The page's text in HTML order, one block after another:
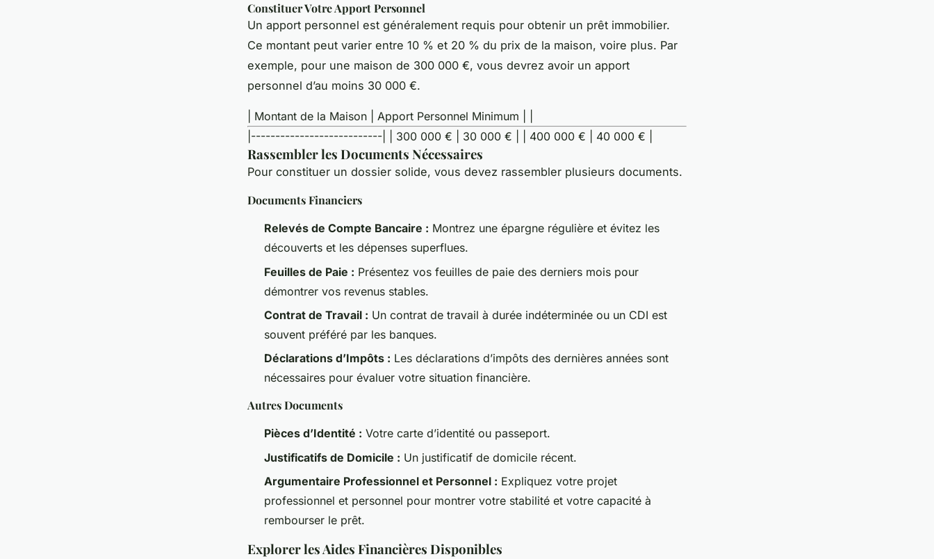
Constituer Votre Apport Personnel
Un apport personnel est généralement requis pour obtenir un prêt immobilier.
Ce montant peut varier entre 10 % et 20 % du prix de la maison, voire plus. Par
exemple, pour une maison de 300 000 €, vous devrez avoir un apport
personnel d’au moins 30 000 €.
| Montant de la Maison | Apport Personnel Minimum | |
|---------------------------| | 300 000 € | 30 000 € | | 400 000 € | 40 000 € |
Rassembler les Documents Nécessaires
Pour constituer un dossier solide, vous devez rassembler plusieurs documents.
Documents Financiers
Relevés de Compte Bancaire : Montrez une épargne régulière et évitez les
découverts et les dépenses superflues.
Feuilles de Paie : Présentez vos feuilles de paie des derniers mois pour
démontrer vos revenus stables.
Contrat de Travail : Un contrat de travail à durée indéterminée ou un CDI est
souvent préféré par les banques.
Déclarations d’Impôts : Les déclarations d’impôts des dernières années sont
nécessaires pour évaluer votre situation financière.
Autres Documents
Pièces d’Identité : Votre carte d’identité ou passeport.
Justificatifs de Domicile : Un justificatif de domicile récent.
Argumentaire Professionnel et Personnel : Expliquez votre projet
professionnel et personnel pour montrer votre stabilité et votre capacité à
rembourser le prêt.
Explorer les Aides Financières Disponibles